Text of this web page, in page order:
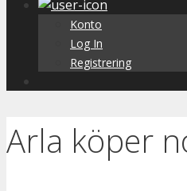
Konto
Log In
Registrering
Arla köper